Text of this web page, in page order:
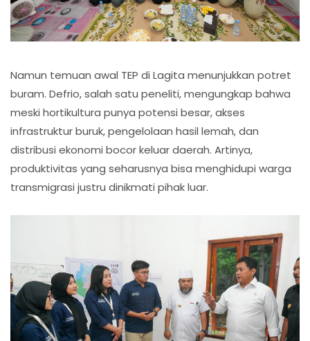
Namun temuan awal TEP di Lagita menunjukkan potret
buram. Defrio, salah satu peneliti, mengungkap bahwa
meski hortikultura punya potensi besar, akses
infrastruktur buruk, pengelolaan hasil lemah, dan
distribusi ekonomi bocor keluar daerah. Artinya,
produktivitas yang seharusnya bisa menghidupi warga
transmigrasi justru dinikmati pihak luar.